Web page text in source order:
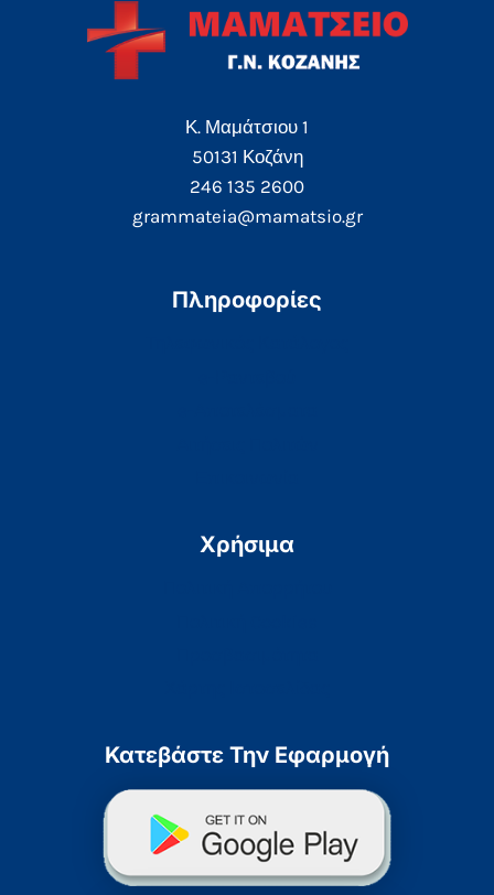
Κ. Μαμάτσιου 1
50131 Κοζάνη
246 135 2600
grammateia@mamatsio.gr
Πληροφορίες
Χρήσιμα
Κατεβάστε Την Εφαρμογή